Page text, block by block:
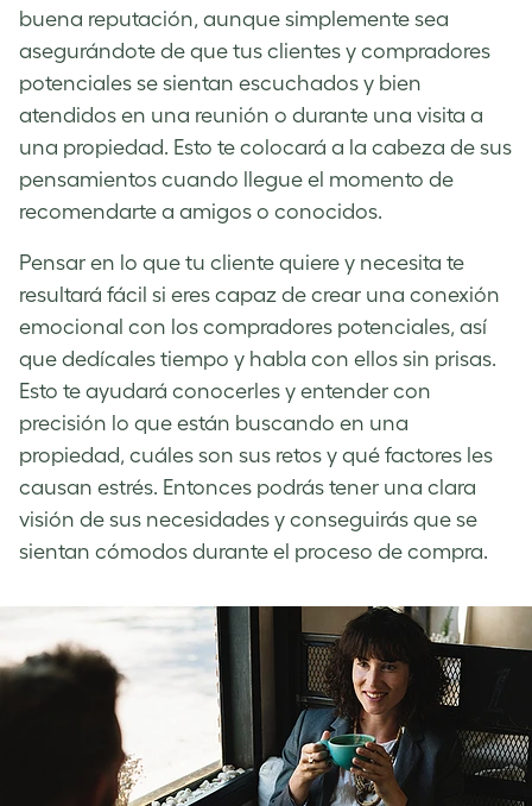
buena reputación, aunque simplemente sea
asegurándote de que tus clientes y compradores
potenciales se sientan escuchados y bien
atendidos en una reunión o durante una visita a
una propiedad. Esto te colocará a la cabeza de sus
pensamientos cuando llegue el momento de
recomendarte a amigos o conocidos.
Pensar en lo que tu cliente quiere y necesita te
resultará fácil si eres capaz de crear una conexión
emocional con los compradores potenciales, así
que dedícales tiempo y habla con ellos sin prisas.
Esto te ayudará conocerles y entender con
precisión lo que están buscando en una
propiedad, cuáles son sus retos y qué factores les
causan estrés. Entonces podrás tener una clara
visión de sus necesidades y conseguirás que se
sientan cómodos durante el proceso de compra.